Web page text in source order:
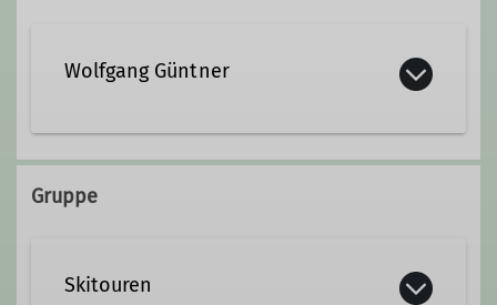
Wolfgang Güntner
0151/18466788
Gruppe
Skitouren